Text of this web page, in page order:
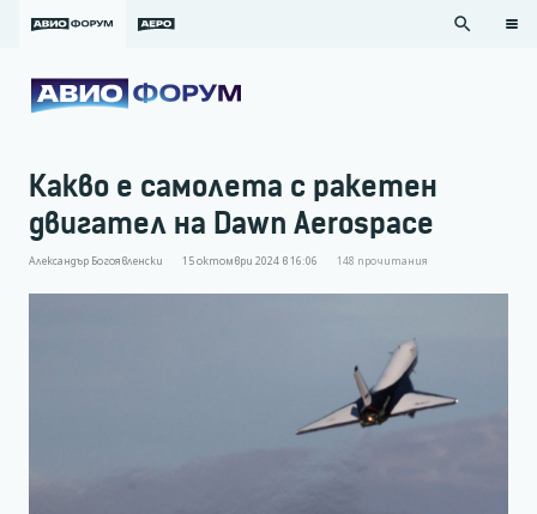
search
Какво е самолета с ракетен
двигател на Dawn Aerospace
Александър Богоявленски 15 октомври 2024 в 16:06 148 прочитания